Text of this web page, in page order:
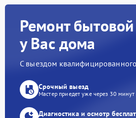
Ремонт
у Вас дома
С выездом
Срочный выезд
Мастер приедет уже через 30 минут
Диагностика и осмотр